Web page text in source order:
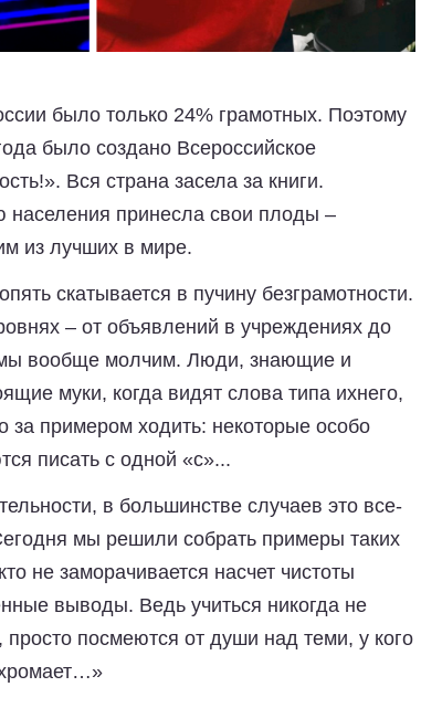
было только 24% грамотных. Поэтому
было создано Всероссийское
Вся страна засела за книги.
населения принесла свои плоды –
из лучших в мире.
скатывается в пучину безграмотности.
– от объявлений в учреждениях до
вообще молчим. Люди, знающие и
муки, когда видят слова типа ихнего,
примером ходить: некоторые особо
писать с одной «с»...
в большинстве случаев это все-
мы решили собрать примеры таких
не заморачивается насчет чистоты
выводы. Ведь учиться никогда не
просто посмеются от души над теми, у кого